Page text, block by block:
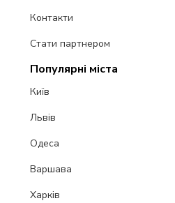
Контакти
Стати партнером
Популярні міста
Київ
Львів
Одеса
Варшава
Харків